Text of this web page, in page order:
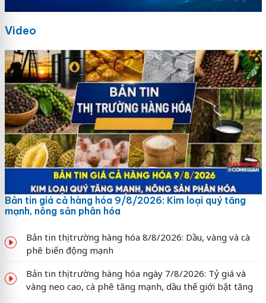
Video
Bản tin giá cả hàng hóa 9/8/2026: Kim loại quý tăng
mạnh, nông sản phân hóa
Bản tin thị trường hàng hóa 8/8/2026: Dầu, vàng và cà
phê biến động mạnh
Bản tin thị trường hàng hóa ngày 7/8/2026: Tỷ giá và
vàng neo cao, cà phê tăng mạnh, dầu thế giới bật tăng